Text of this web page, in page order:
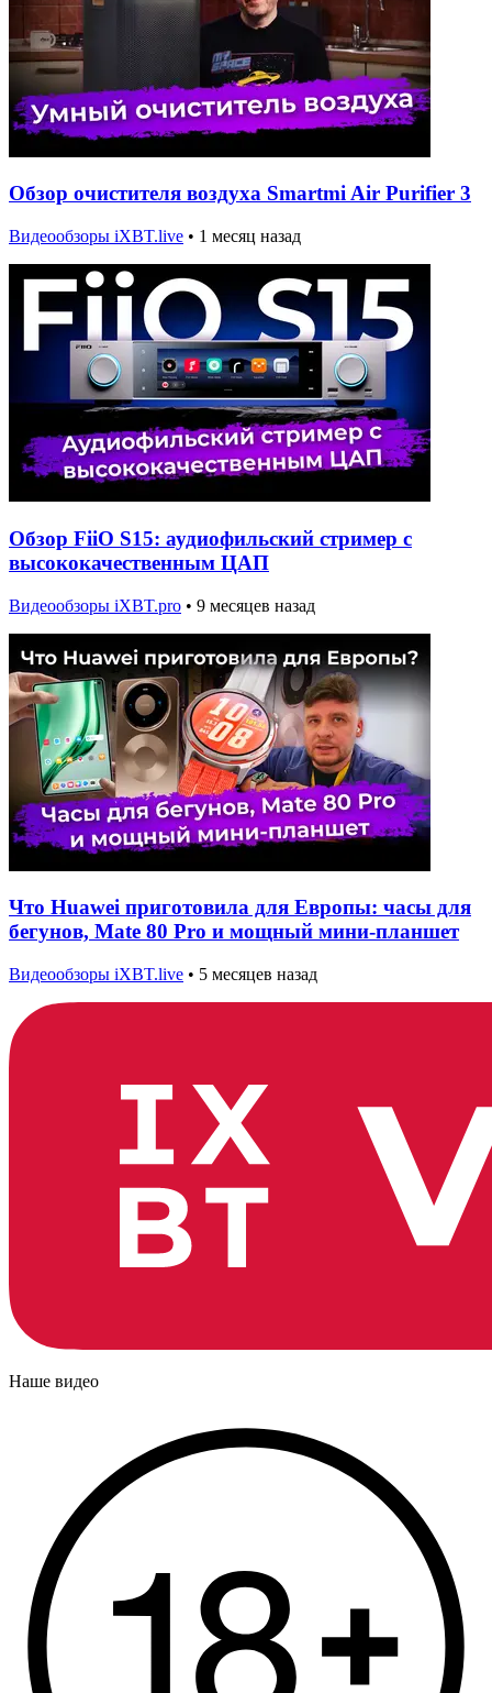
Обзор очистителя воздуха Smartmi Air Purifier 3
Видеообзоры iXBT.live • 1 месяц назад
Обзор FiiO S15: аудиофильский стример с
высококачественным ЦАП
Видеообзоры iXBT.pro • 9 месяцев назад
Что Huawei приготовила для Европы: часы для
бегунов, Mate 80 Pro и мощный мини-планшет
Видеообзоры iXBT.live • 5 месяцев назад
Наше видео